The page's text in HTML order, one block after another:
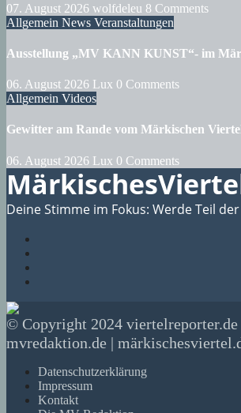
07. August 2026 wolfdeleu 8 Comments
Allgemein News Veranstaltungen
Ausstellung „MV KANN KUNST“- im
06. August 2026 Lux 0 Comments
Allgemein Videos
Gewitter am Rande vom Märkischen
06. August 2026 Lux 0 Comments
Deine Stimme im Fokus: Werde Teil
© Copyright 2024 viertelreporter.de
mvredaktion.de |
Datenschutzerklärung
Impressum
Kontakt